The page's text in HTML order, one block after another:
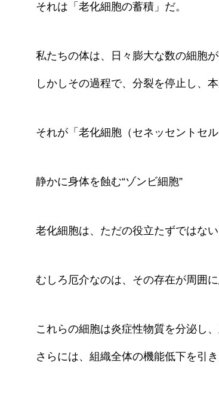
それは「老化細胞の蓄積」だ。
私たちの体は、日々膨大な数の細胞
しかしその過程で、分裂を停止し、
それが「老化細胞（セネッセントセル
静かに身体を蝕む“ゾンビ細胞”
老化細胞は、ただの役立たずではない
むしろ厄介なのは、その存在が周囲
これらの細胞は炎症性物質を分泌し
さらには、組織全体の機能低下を引き